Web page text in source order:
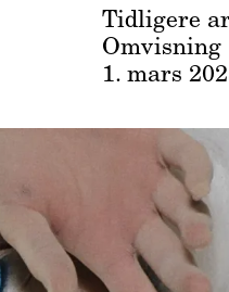
Tidligere
Omvisning
1. mars